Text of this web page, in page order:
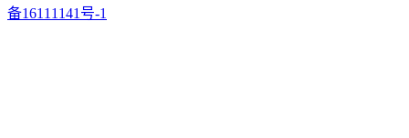
备16111141号-1